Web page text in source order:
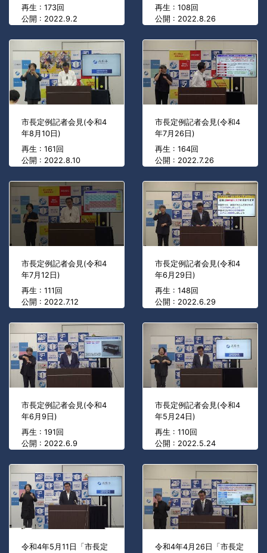
再生 : 173回
公開 : 2022.9.2
再生 : 108回
公開 : 2022.8.26
市長定例記者会見(令和4
年8月10日)
再生 : 161回
公開 : 2022.8.10
市長定例記者会見(令和4
年7月26日)
再生 : 164回
公開 : 2022.7.26
市長定例記者会見(令和4
年7月12日)
再生 : 111回
公開 : 2022.7.12
市長定例記者会見(令和4
年6月29日)
再生 : 148回
公開 : 2022.6.29
市長定例記者会見(令和4
年6月9日)
再生 : 191回
公開 : 2022.6.9
市長定例記者会見(令和4
年5月24日)
再生 : 110回
公開 : 2022.5.24
令和4年5月11日「市長定
令和4年4月26日「市長定